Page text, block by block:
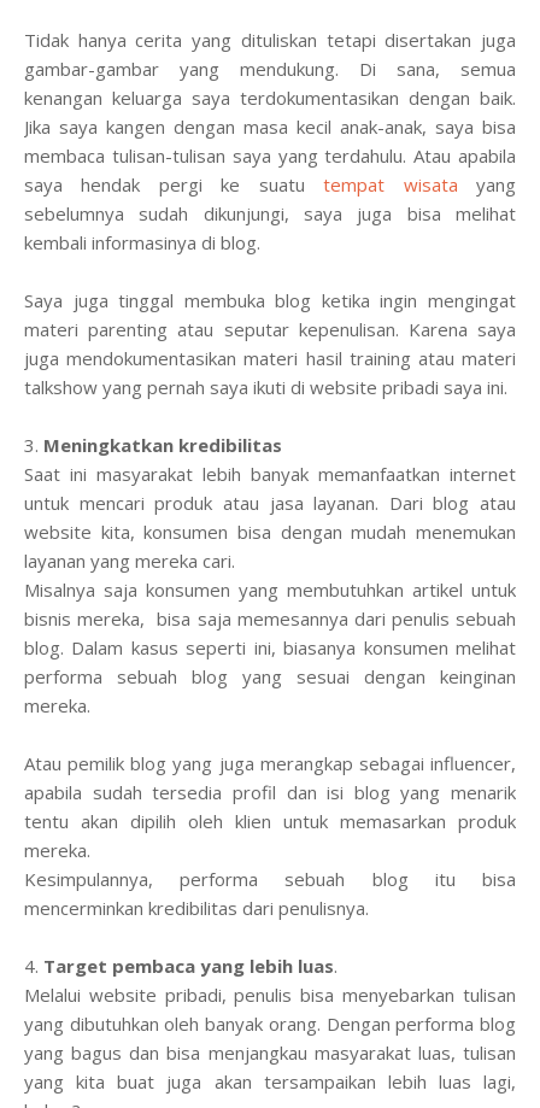
Tidak hanya cerita yang dituliskan tetapi disertakan juga
gambar-gambar yang mendukung. Di sana, semua
kenangan keluarga saya terdokumentasikan dengan baik.
Jika saya kangen dengan masa kecil anak-anak, saya bisa
membaca tulisan-tulisan saya yang terdahulu. Atau apabila
saya hendak pergi ke suatutempat wisatayang
sebelumnya sudah dikunjungi, saya juga bisa melihat
kembali informasinya di blog.
Saya juga tinggal membuka blog ketika ingin mengingat
materi parenting atau seputar kepenulisan. Karena saya
juga mendokumentasikan materi hasil training atau materi
talkshow yang pernah saya ikuti di website pribadi saya ini.
3. Meningkatkan kredibilitas
Saat ini masyarakat lebih banyak memanfaatkan internet
untuk mencari produk atau jasa layanan. Dari blog atau
website kita, konsumen bisa dengan mudah menemukan
layanan yang mereka cari.
Misalnya saja konsumen yang membutuhkan artikel untuk
bisnis mereka, bisa saja memesannya dari penulis sebuah
blog. Dalam kasus seperti ini, biasanya konsumen melihat
performa sebuah blog yang sesuai dengan keinginan
mereka.
Atau pemilik blog yang juga merangkap sebagai influencer,
apabila sudah tersedia profil dan isi blog yang menarik
tentu akan dipilih oleh klien untuk memasarkan produk
mereka.
Kesimpulannya, performa sebuah blog itu bisa
mencerminkan kredibilitas dari penulisnya.
4. Target pembaca yang lebih luas.
Melalui website pribadi, penulis bisa menyebarkan tulisan
yang dibutuhkan oleh banyak orang. Dengan performa blog
yang bagus dan bisa menjangkau masyarakat luas, tulisan
yang kita buat juga akan tersampaikan lebih luas lagi,